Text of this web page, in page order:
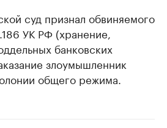
суд признал обвиняемого
УК РФ (хранение,
банковских
злоумышленник
общего режима.